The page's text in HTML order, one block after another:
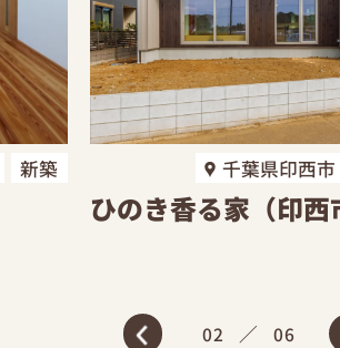
千葉県印西市 新築
ひのき香る家（印西市）
03 ／ 06